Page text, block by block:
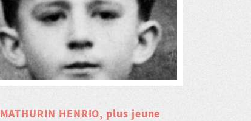
MATHURIN HENRIO, plus jeune